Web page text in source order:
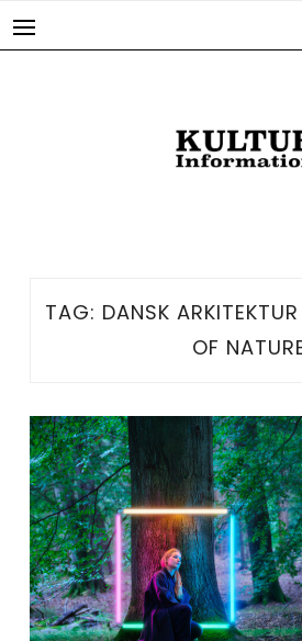
TAG: DANSK
OF